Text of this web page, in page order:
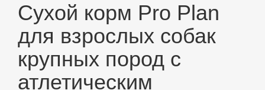
Сухой корм Pro Plan
для взрослых собак
крупных пород с
атлетическим